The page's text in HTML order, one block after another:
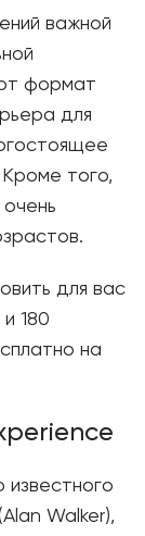
важной
формат
для
того,
для вас
180
на
известного
Walker),